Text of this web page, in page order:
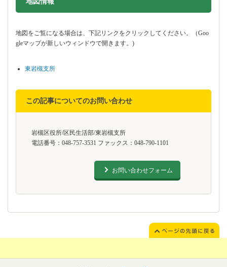
地図をご覧になる場合は、下記リンクをクリックしてください。（Goo
gleマップが新しいウィンドウで開きます。)
東岩槻支所
この記事についてのお問い合わせ
岩槻区役所/区民生活部/東岩槻支所
電話番号：048-757-3531 ファックス：048-790-1101
お問い合わせフォーム